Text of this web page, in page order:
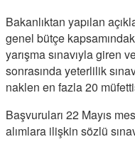
Bakanlıktan yapılan
genel bütçe
yarışma sınavıyla giren
sonrasında yeterlilik
naklen en fazla 20
Başvuruları 22 Mayıs
alımlara ilişkin sözlü